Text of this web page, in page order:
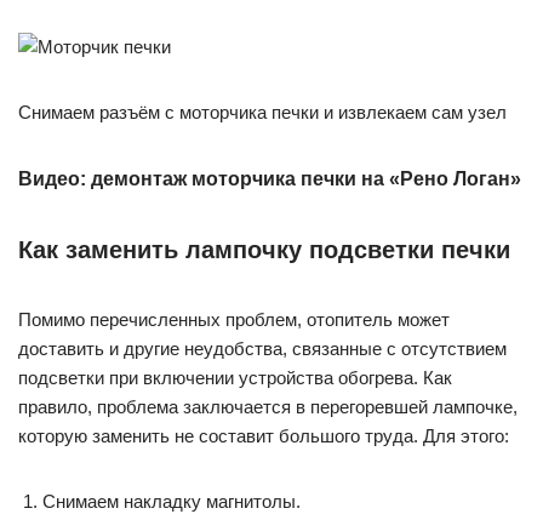
Снимаем разъём с моторчика печки и извлекаем сам узел
Видео: демонтаж моторчика печки на «Рено Логан»
Как заменить лампочку подсветки печки
Помимо перечисленных проблем, отопитель может
доставить и другие неудобства, связанные с отсутствием
подсветки при включении устройства обогрева. Как
правило, проблема заключается в перегоревшей лампочке,
которую заменить не составит большого труда. Для этого:
Снимаем накладку магнитолы.